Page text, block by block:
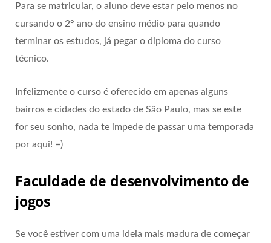
Para se matricular, o aluno deve estar pelo menos no
cursando o 2° ano do ensino médio para quando
terminar os estudos, já pegar o diploma do curso
técnico.
Infelizmente o curso é oferecido em apenas alguns
bairros e cidades do estado de São Paulo, mas se este
for seu sonho, nada te impede de passar uma temporada
por aqui! =)
Faculdade de desenvolvimento de
jogos
Se você estiver com uma ideia mais madura de começar